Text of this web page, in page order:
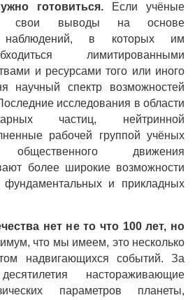
готовиться. Если учёные
свои выводы на основе
наблюдений, в которых им
лимитированными
и ресурсами того или иного
научный спектр возможностей
исследования в области
частиц, нейтринной
рабочей группой учёных
общественного движения
более широкие возможности
фундаментальных и прикладных
нет не то что 100 лет, но
что мы имеем, это несколько
надвигающихся событий. За
настораживающие
параметров планеты,